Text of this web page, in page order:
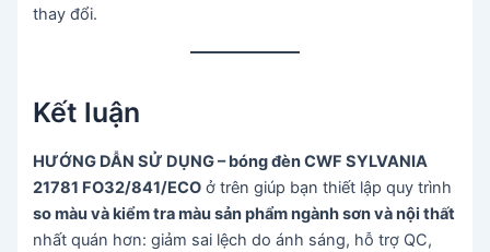
thay đổi.
Kết luận
HƯỚNG DẪN SỬ DỤNG – bóng đèn CWF SYLVANIA
21781 FO32/841/ECO ở trên giúp bạn thiết lập quy trình
so màu và kiểm tra màu sản phẩm ngành sơn và nội thất
nhất quán hơn: giảm sai lệch do ánh sáng, hỗ trợ QC,